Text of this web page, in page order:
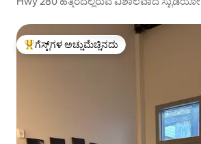
ಗೆಸ್ಟ್‌ಗಳಿಗೆ ಅತಿ ಹೆಚ್ಚು ಅಚ್ಚುಮೆಚ್ಚಿನದು
ಗೆಸ್ಟ್‌ಗಳ ಅಚ್ಚುಮೆಚ್ಚಿನದು